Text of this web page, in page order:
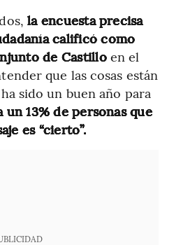
la encuesta precisa
calificó como
de Castilloen el
que las cosas están
sido un buen año para
un 13% de personas que
es “cierto”.